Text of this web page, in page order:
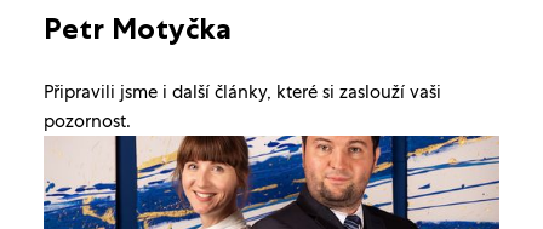
Petr Motyčka
Připravili jsme i další články, které si zaslouží vaši
pozornost.